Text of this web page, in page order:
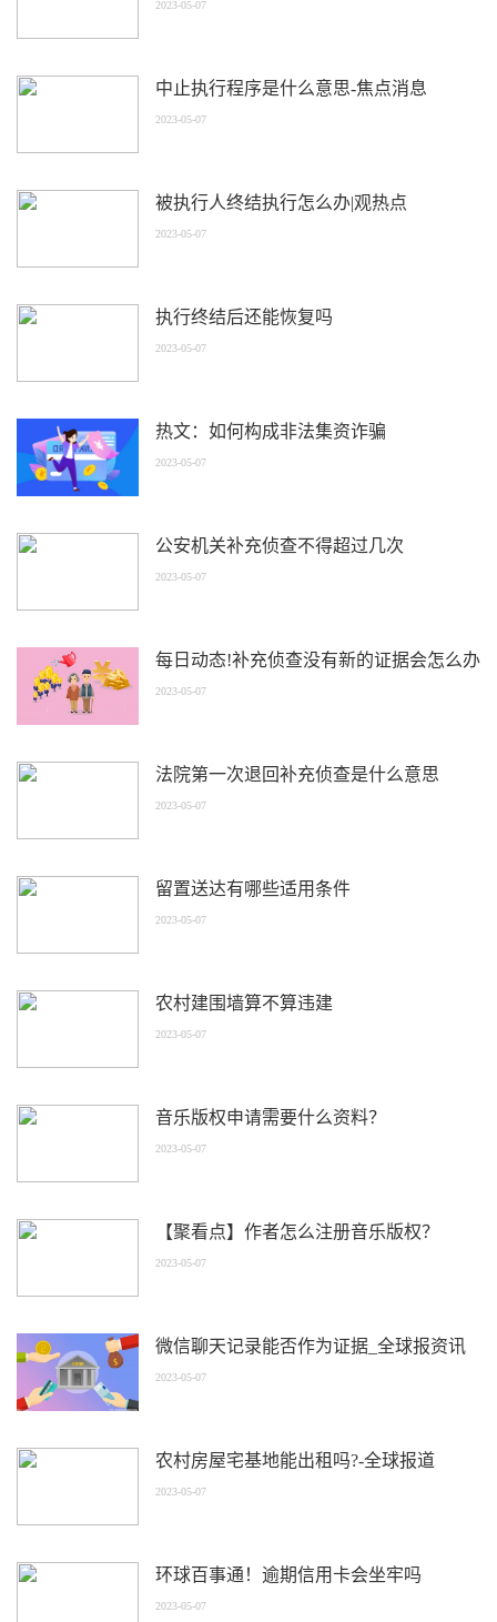
2023-05-07
中止执行程序是什么意思-焦点消息
2023-05-07
被执行人终结执行怎么办|观热点
2023-05-07
执行终结后还能恢复吗
2023-05-07
热文：如何构成非法集资诈骗
2023-05-07
公安机关补充侦查不得超过几次
2023-05-07
每日动态!补充侦查没有新的证据会怎么办
2023-05-07
法院第一次退回补充侦查是什么意思
2023-05-07
留置送达有哪些适用条件
2023-05-07
农村建围墙算不算违建
2023-05-07
音乐版权申请需要什么资料？
2023-05-07
【聚看点】作者怎么注册音乐版权？
2023-05-07
微信聊天记录能否作为证据_全球报资讯
2023-05-07
农村房屋宅基地能出租吗?-全球报道
2023-05-07
环球百事通！逾期信用卡会坐牢吗
2023-05-07